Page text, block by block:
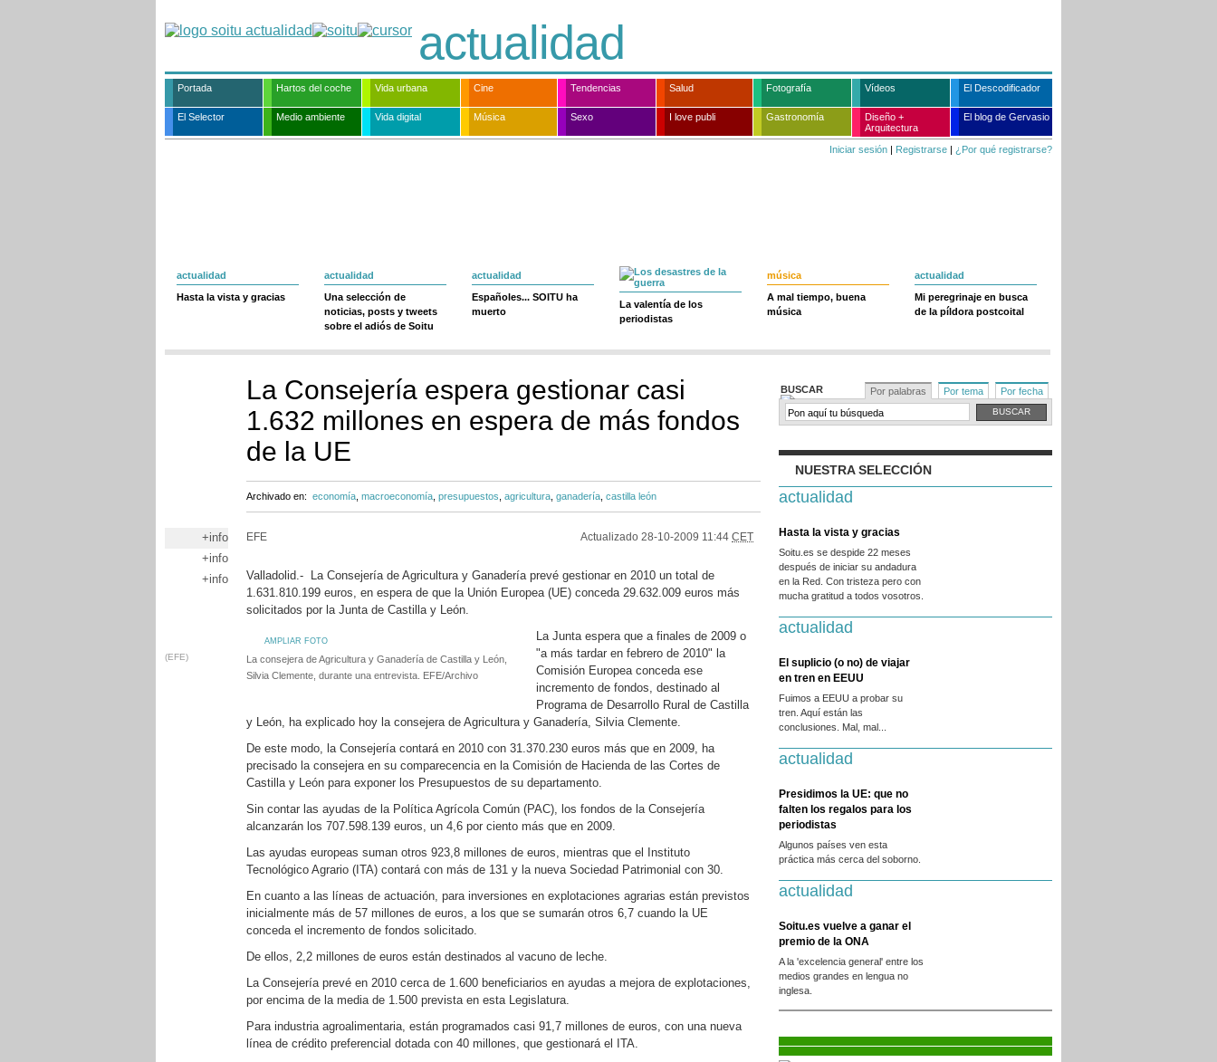
actualidad
Portada Hartos del coche Vida urbana Cine Tendencias Salud Fotografía Vídeos El Descodificador
El Selector Medio ambiente Vida digital Música Sexo I love publi Gastronomía
Diseño +
Arquitectura
El blog de Gervasio
Iniciar sesión | Registrarse | ¿Por qué registrarse?
actualidad
Hasta la vista y gracias
actualidad
Una selección de
noticias, posts y tweets
sobre el adiós de Soitu
actualidad
Españoles... SOITU ha
muerto
La valentía de los
periodistas
música
A mal tiempo, buena
música
actualidad
Mi peregrinaje en busca
de la píldora postcoital
La Consejería espera gestionar casi
1.632 millones en espera de más fondos
de la UE
Archivado en: economía macroeconomía presupuestos agricultura ganadería castilla león
+info
+info
+info
EFE Actualizado 28-10-2009 11:44 CET
Valladolid.- La Consejería de Agricultura y Ganadería prevé gestionar en 2010 un total de
1.631.810.199 euros, en espera de que la Unión Europea (UE) conceda 29.632.009 euros más
solicitados por la Junta de Castilla y León.
AMPLIAR FOTO
(EFE)
La consejera de Agricultura y Ganadería de Castilla y León,
Silvia Clemente, durante una entrevista. EFE/Archivo
La Junta espera que a finales de 2009 o
"a más tardar en febrero de 2010" la
Comisión Europea conceda ese
incremento de fondos, destinado al
Programa de Desarrollo Rural de Castilla
y León, ha explicado hoy la consejera de Agricultura y Ganadería, Silvia Clemente.
De este modo, la Consejería contará en 2010 con 31.370.230 euros más que en 2009, ha
precisado la consejera en su comparecencia en la Comisión de Hacienda de las Cortes de
Castilla y León para exponer los Presupuestos de su departamento.
Sin contar las ayudas de la Política Agrícola Común (PAC), los fondos de la Consejería
alcanzarán los 707.598.139 euros, un 4,6 por ciento más que en 2009.
Las ayudas europeas suman otros 923,8 millones de euros, mientras que el Instituto
Tecnológico Agrario (ITA) contará con más de 131 y la nueva Sociedad Patrimonial con 30.
En cuanto a las líneas de actuación, para inversiones en explotaciones agrarias están previstos
inicialmente más de 57 millones de euros, a los que se sumarán otros 6,7 cuando la UE
conceda el incremento de fondos solicitado.
De ellos, 2,2 millones de euros están destinados al vacuno de leche.
La Consejería prevé en 2010 cerca de 1.600 beneficiarios en ayudas a mejora de explotaciones,
por encima de la media de 1.500 prevista en esta Legislatura.
Para industria agroalimentaria, están programados casi 91,7 millones de euros, con una nueva
línea de crédito preferencial dotada con 40 millones, que gestionará el ITA.
BUSCAR Por palabras Por tema Por fecha
NUESTRA SELECCIÓN
actualidad
Hasta la vista y gracias
Soitu.es se despide 22 meses
después de iniciar su andadura
en la Red. Con tristeza pero con
mucha gratitud a todos vosotros.
actualidad
El suplicio (o no) de viajar
en tren en EEUU
Fuimos a EEUU a probar su
tren. Aquí están las
conclusiones. Mal, mal...
actualidad
Presidimos la UE: que no
falten los regalos para los
periodistas
Algunos países ven esta
práctica más cerca del soborno.
actualidad
Soitu.es vuelve a ganar el
premio de la ONA
A la 'excelencia general' entre los
medios grandes en lengua no
inglesa.